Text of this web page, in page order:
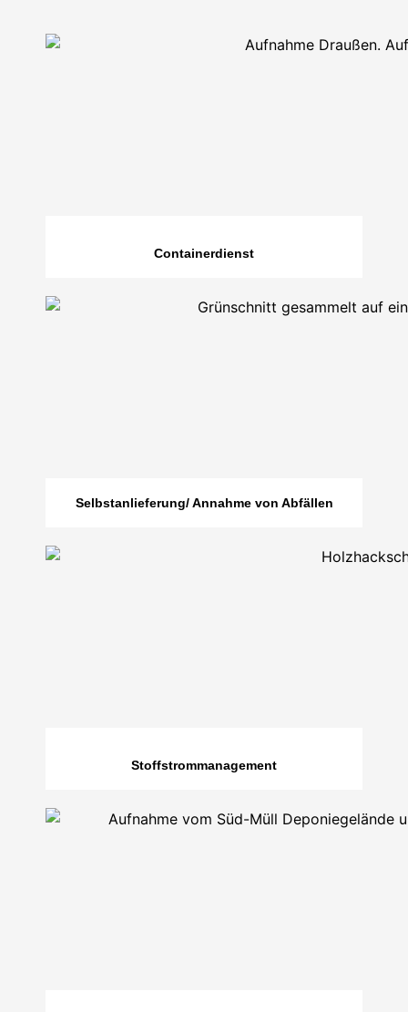
Containerdienst
Selbstanlieferung/ Annahme von Abfällen
Stoffstrommanagement